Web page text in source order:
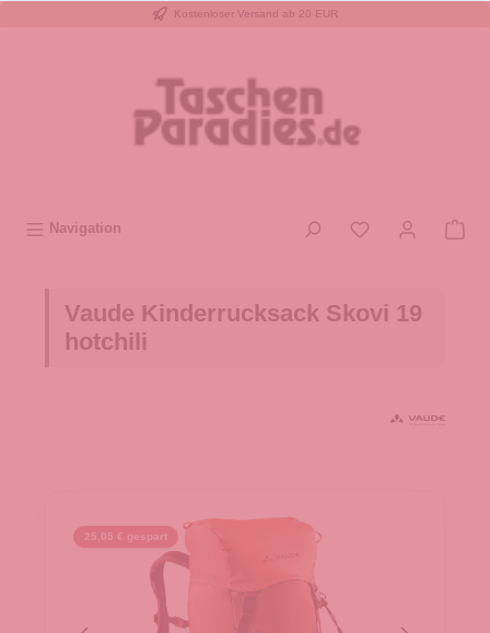
Kostenloser Versand ab 20 EUR
Navigation
Vaude Kinderrucksack Skovi 19
hotchili
25,05 € gespart